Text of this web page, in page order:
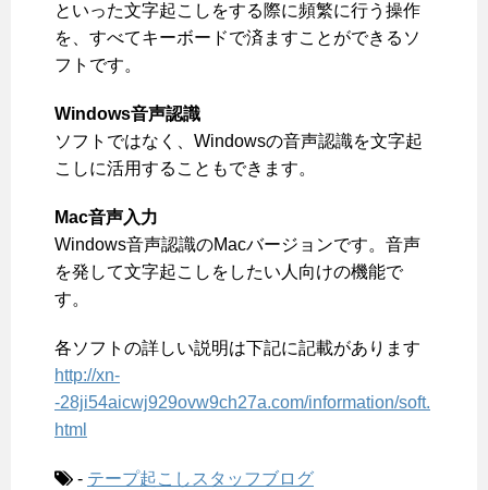
といった文字起こしをする際に頻繁に行う操作
を、すべてキーボードで済ますことができるソ
フトです。
Windows音声認識
ソフトではなく、Windowsの音声認識を文字起
こしに活用することもできます。
Mac音声入力
Windows音声認識のMacバージョンです。音声
を発して文字起こしをしたい人向けの機能で
す。
各ソフトの詳しい説明は下記に記載があります
http://xn-
-28ji54aicwj929ovw9ch27a.com/information/soft.
html
- テープ起こしスタッフブログ